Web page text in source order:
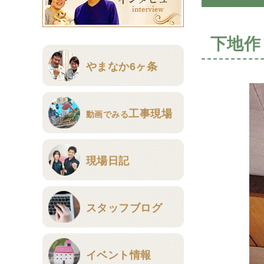
やまなか6ヶ条
動画でみる工事現場
現場日記
スタッフブログ
イベント情報
下地